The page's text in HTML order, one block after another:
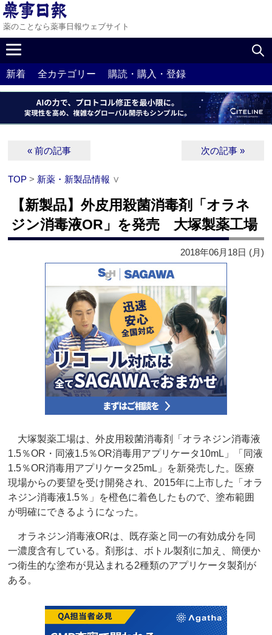
薬のことなら薬事日報ウェブサイト
新着 全カテゴリー 購読・購入・登録
« 前の記事 次の記事 »
TOP > 新薬・新製品情報 ∨
【新製品】外皮用殺菌消毒剤「オラネ
ジン消毒液OR」を発売 大塚製薬工場
2018年06月18日 (月)
大塚製薬工場は、外皮用殺菌消毒剤「オラネジン消毒液
1.5％OR・同液1.5％OR消毒用アプリケータ10mL」「同液
1.5％OR消毒用アプリケータ25mL」を新発売した。医療
現場からの要望を受け開発され、2015年に上市した「オラ
ネジン消毒液1.5％」を橙色に着色したもので、塗布範囲
が明確にできるようになった。
オラネジン消毒液ORは、既存薬と同一の有効成分を同
一濃度含有している。剤形は、ボトル製剤に加え、簡便か
つ衛生的な塗布が見込まれる2種類のアプリケータ製剤が
ある。